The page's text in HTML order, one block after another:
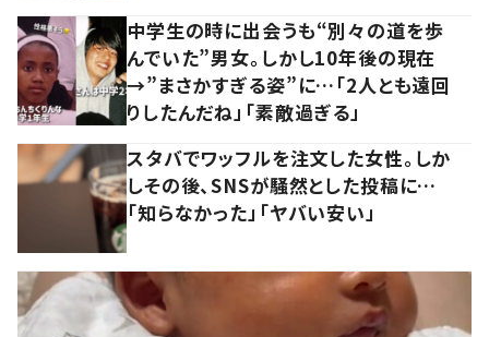
中学生の時に出会うも“別々の道を歩
んでいた”男女。しかし10年後の現在
→”まさかすぎる姿”に…「2人とも遠回
りしたんだね」「素敵過ぎる」
スタバでワッフルを注文した女性。しか
しその後、SNSが騒然とした投稿に…
「知らなかった」「ヤバい安い」